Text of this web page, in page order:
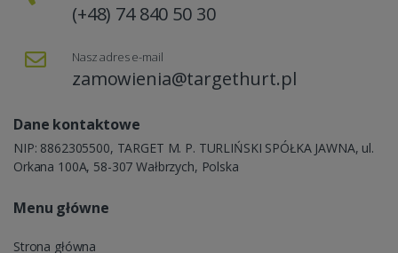
(+48) 74 840 50 30
Nasz adres e-mail
zamowienia@targethurt.pl
Dane kontaktowe
NIP: 8862305500, TARGET M. P. TURLIŃSKI SPÓŁKA JAWNA, ul.
Orkana 100A, 58-307 Wałbrzych, Polska
Menu główne
Strona główna